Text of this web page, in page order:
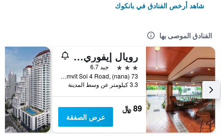
شاهد أرخص الفنادق في بانكوك
الفنادق الموصى بها
رويال إيفوري سوكومفيت نانا
3 نجوم
جيد 6.7
73 Sukhumvit Soi 4 Road, (nana), بانكوك, تايلاند
3.3 كيلومتر عن وسط المدينة
89 ﷼
عرض الصفقة